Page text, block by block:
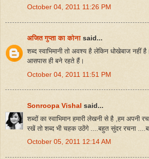
October 04, 2011 11:26 PM
अजित गुप्ता का कोना said...
शब्‍द स्‍वाभिमानी तो अवश्‍य है लेकिन धोखेबाज नहीं
आसपास ही बने रहते हैं।
October 04, 2011 11:51 PM
Sonroopa Vishal said...
शब्दों का स्वाभिमान हमारी लेखनी से है ,हम अपनी
रखें तो शब्द भी चहक उठेंगे ....बहुत सुंदर रचना
October 05, 2011 12:14 AM